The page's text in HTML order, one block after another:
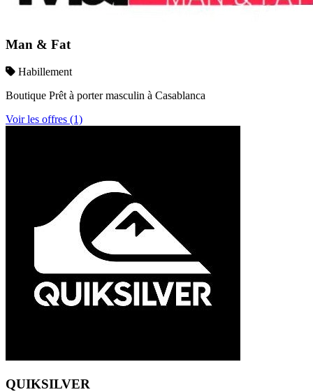
Man & Fat
Habillement
Boutique Prêt à porter masculin à Casablanca
Voir les offres (1)
QUIKSILVER